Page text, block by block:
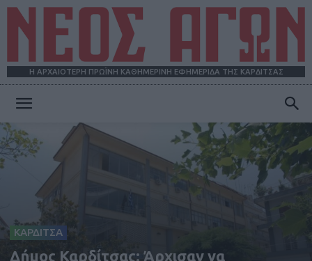
Η ΑΡΧΑΙΟΤΕΡΗ ΠΡΩΪΝΗ ΚΑΘΗΜΕΡΙΝΗ ΕΦΗΜΕΡΙΔΑ ΤΗΣ ΚΑΡΔΙΤΣΑΣ
ΑΓΩΝ
ΚΑΡΔΙΤΣΑ
Δήμος Καρδίτσας: Άρχισαν να